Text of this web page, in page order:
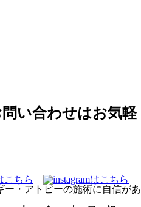
い合わせはお気軽
ー・アトピーの施術に自信があ